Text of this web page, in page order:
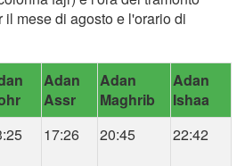
mese di agosto e l'orario di
Adan
Assr
Adan
Maghrib
Adan
Ishaa
17:26 20:45 22:42